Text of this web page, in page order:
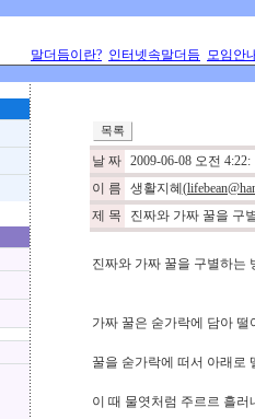
말더듬이란? 인터넷속말더듬 모임안
날 짜 2009-06-08 오전 4:22:
이 름
생활지혜
제 목
진짜와 가짜 꿀을 구
진짜와 가짜 꿀을 구별하는
가짜 꿀은 숟가락에 담아
꿀을 숟가락에 떠서 아래로
이 때 물엿처럼 주르르 흘러